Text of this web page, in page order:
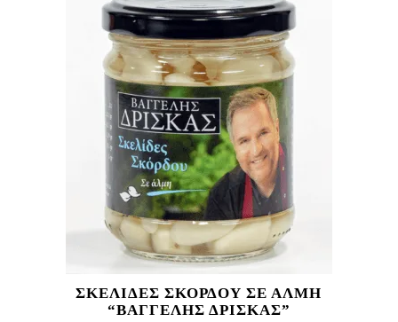
ΣΚΕΛΙΔΕΣ ΣΚΟΡΔΟΥ ΣΕ ΑΛΜΗ
“ΒΑΓΓΕΛΗΣ ΔΡΙΣΚΑΣ”